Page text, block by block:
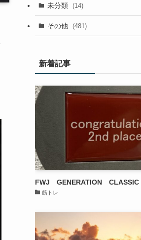
未分類 (14)
その他 (481)
新着記事
FWJ GENERATION
筋トレ